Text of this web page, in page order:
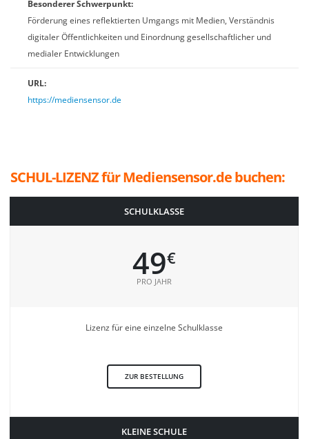
Besonderer Schwerpunkt:
Förderung eines reflektierten Umgangs mit Medien, Verständnis
digitaler Öffentlichkeiten und Einordnung gesellschaftlicher und
medialer Entwicklungen
URL:
https://mediensensor.de
SCHUL-LIZENZ für Mediensensor.de buchen:
SCHULKLASSE
49€
PRO JAHR
Lizenz für eine einzelne Schulklasse
ZUR BESTELLUNG
KLEINE SCHULE